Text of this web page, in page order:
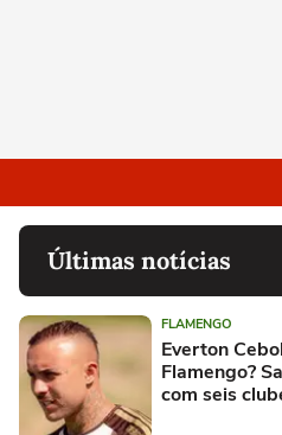
Últimas notícias
FLAMENGO
Everton
Flamengo?
com seis